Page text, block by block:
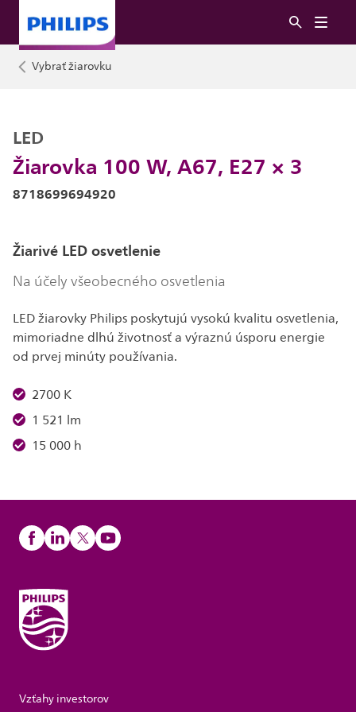
Vybrať žiarovku
Žiarovka 100 W, A67, E27 × 3
LED
8718699694920
Žiarivé LED osvetlenie
Na účely všeobecného osvetlenia
LED žiarovky Philips poskytujú vysokú kvalitu osvetlenia,
mimoriadne dlhú životnosť a výraznú úsporu energie
od prvej minúty používania.
2700 K
1 521 lm
15 000 h
Vzťahy investorov